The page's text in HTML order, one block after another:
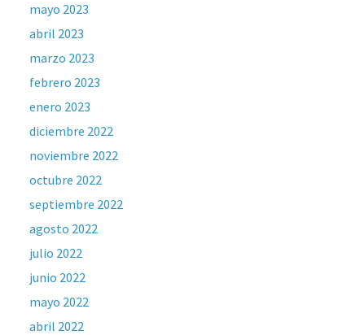
mayo 2023
abril 2023
marzo 2023
febrero 2023
enero 2023
diciembre 2022
noviembre 2022
octubre 2022
septiembre 2022
agosto 2022
julio 2022
junio 2022
mayo 2022
abril 2022